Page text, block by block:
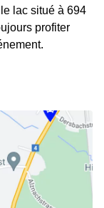
lac situé à 694
profiter